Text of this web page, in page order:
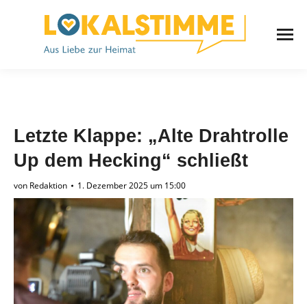
Letzte Klappe: „Alte Drahtrolle
Up dem Hecking“ schließt
von Redaktion 1. Dezember 2025 um 15:00